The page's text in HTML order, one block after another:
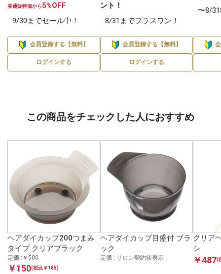
美通販特価から5%OFF
9/30までセール中！
会員登録する【無料】
ログインする
ント！
8/31までプラスワン！
会員登録する【無料】
ログインする
〜8/
この商品をチェックした人におすすめ
ヘアダイカップ200つまみ
タイプ クリアブラック
定価 :￥500
￥150(税込￥165)
ヘアダイカップ目盛付 ブラ
ック
定価 : サロン契約後表示
クリア
シ
￥487(